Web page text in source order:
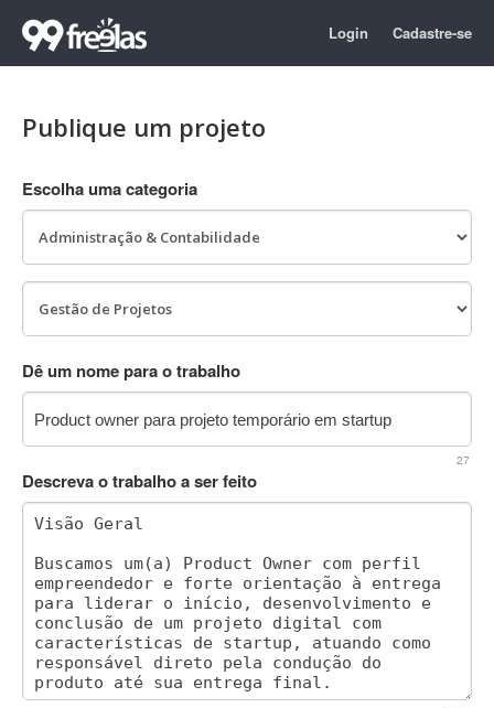
Login Cadastre-se
Publique um projeto
Escolha uma categoria
Dê um nome para o trabalho
27
Descreva o trabalho a ser feito